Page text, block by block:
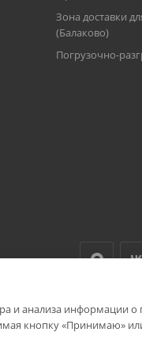
Зона доставки
(Балаково)
Погрузочно-
и анализа информации
кнопку «Принимаю»